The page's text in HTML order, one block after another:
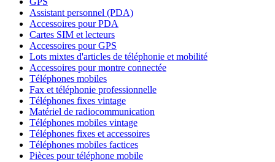
Assistant personnel (PDA)
Accessoires pour PDA
Cartes SIM et lecteurs
Accessoires pour GPS
Lots mixtes d'articles de téléphonie et mobilité
Accessoires pour montre connectée
Téléphones mobiles
Fax et téléphonie professionnelle
Téléphones fixes vintage
Matériel de radiocommunication
Téléphones mobiles vintage
Téléphones fixes et accessoires
Téléphones mobiles factices
Pièces pour téléphone mobile